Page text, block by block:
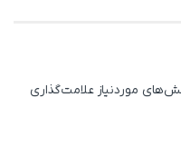
موردنیاز علامت‌گذاری